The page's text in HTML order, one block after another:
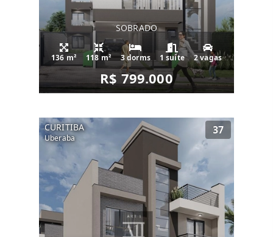
SOBRADO
136 m² 118 m² 3 dorms 1 suíte 2 vagas
R$ 799.000
CURITIBA
Uberaba
37